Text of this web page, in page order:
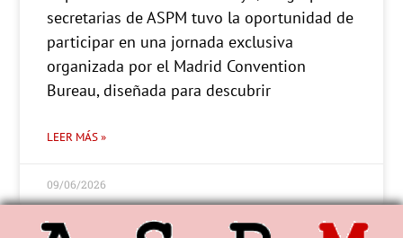
secretarias de ASPM tuvo la oportunidad de
participar en una jornada exclusiva
organizada por el Madrid Convention
Bureau, diseñada para descubrir
LEER MÁS »
09/06/2026